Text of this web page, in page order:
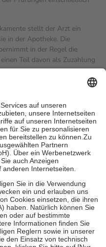
stellt der Arzt ein
in der Apotheke. Die
in der Regel die
Teil davon als Zuzahlung
in Höhe von zehn
nie mehr als die
entrichten.
für Online-Apotheken.
beträgt die
sowie zehn Euro je
für ihre eigene Gesundheit
der Familie zu unterstützen,
vollendeten 18. Lebensjahr
Früherkennung, die von der